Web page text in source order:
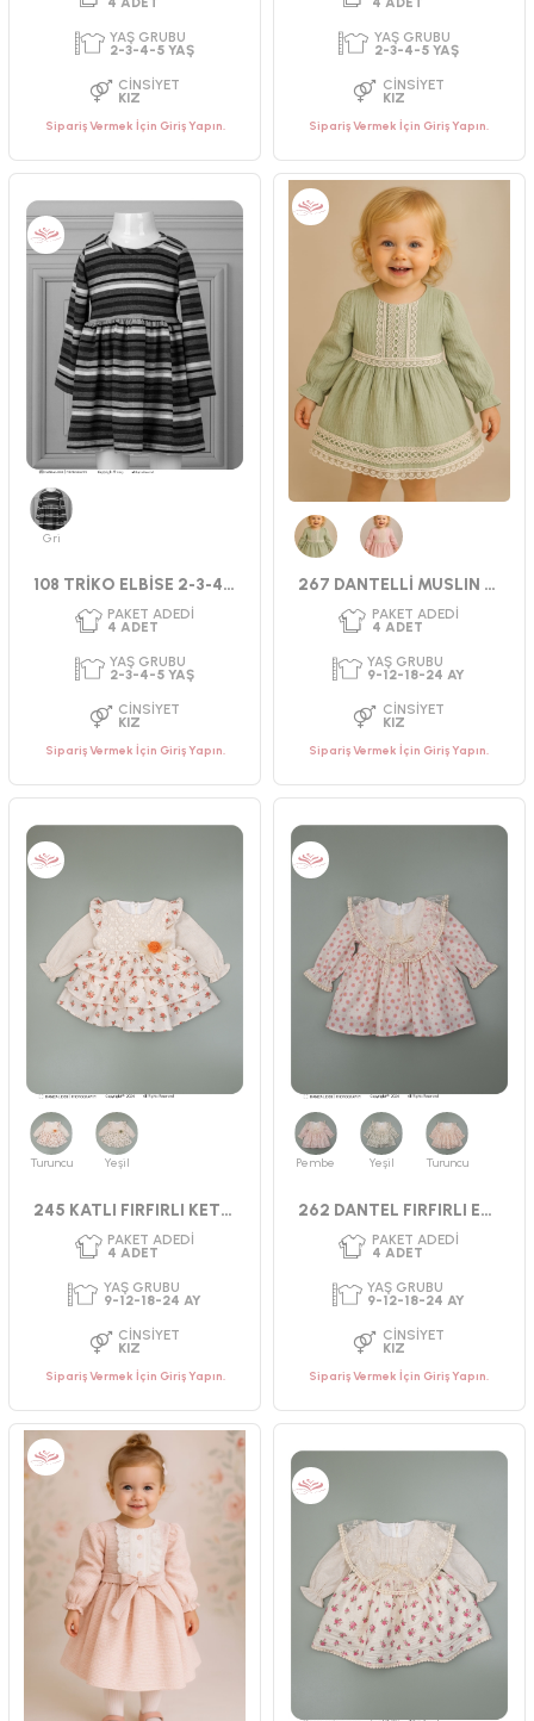
PAKET ADEDI
4ADET
YAŞ GRUBU
2-3-4-5 YAŞ
CINSIYET
KIZ
PAKET ADEDI
4ADET
YAŞ GRUBU
2-3-4-5 YAŞ
CINSIYET
KIZ
PAKET ADEDI
4ADET
YAŞ GRUBU
9-12-18-24 AY
CINSIYET
KIZ
PAKET ADEDI
4ADET
YAŞ GRUBU
2-3-4-5 YAŞ
CINSIYET
KIZ
PAKET ADEDI
4ADET
YAŞ GRUBU
2-3-4-5 YAŞ
CINSIYET
KIZ
Sipariş Vermek İçin Giriş Yapın.
PAKET ADEDI
4ADET
YAŞ GRUBU
2-3-4-5 YAŞ
Sipariş Vermek İçin Giriş Yapın.
Gri
108 TRİKO ELBİSE 2-3-4-5 YAŞ
Sipariş Vermek İçin Giriş Yapın.
267 DANTELLİ MUSLIN ELBİSE 9-24 AY
Sipariş Vermek İçin Giriş Yapın.
Turuncu Yeşil
245 KATLI FIRFIRLI KETEN ELBİSE 9-24 AY
Sipariş Vermek İçin Giriş Yapın.
Pembe Yeşil Turuncu
262 DANTEL FIRFIRLI ELBİSE 9-24
Sipariş Vermek İçin Giriş Yapın.